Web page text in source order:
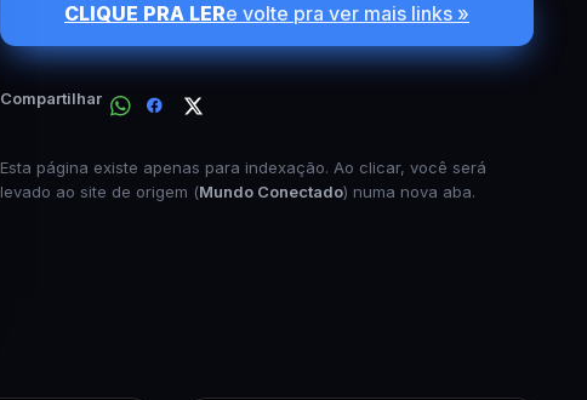
CLIQUE PRA LERe volte pra ver mais links »
Compartilhar
Esta página existe apenas para indexação. Ao clicar, você será
levado ao site de origem (Mundo Conectado) numa nova aba.